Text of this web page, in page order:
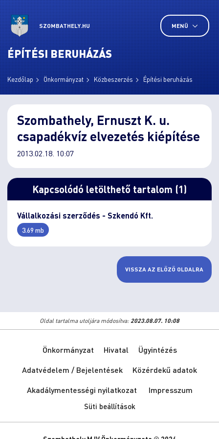
SZOMBATHELY.HU MENÜ
ÉPÍTÉSI BERUHÁZÁS
Kezdőlap Önkormányzat Közbeszerzés Építési beruházás
Szombathely, Ernuszt K. u.
csapadékvíz elvezetés kiépítése
2013.02.18. 10:07
Kapcsolódó letölthető tartalom (1)
Vállalkozási szerződés - Szkendó Kft.
3.69 mb
VISSZA AZ ELŐZŐ OLDALRA
Oldal tartalma utoljára módosítva: 2023.08.07. 10:08
Önkormányzat Hivatal
Ügyintézés
Adatvédelem / Bejelentések
Közérdekű adatok
Akadálymentességi nyilatkozat
Impresszum
Süti beállítások